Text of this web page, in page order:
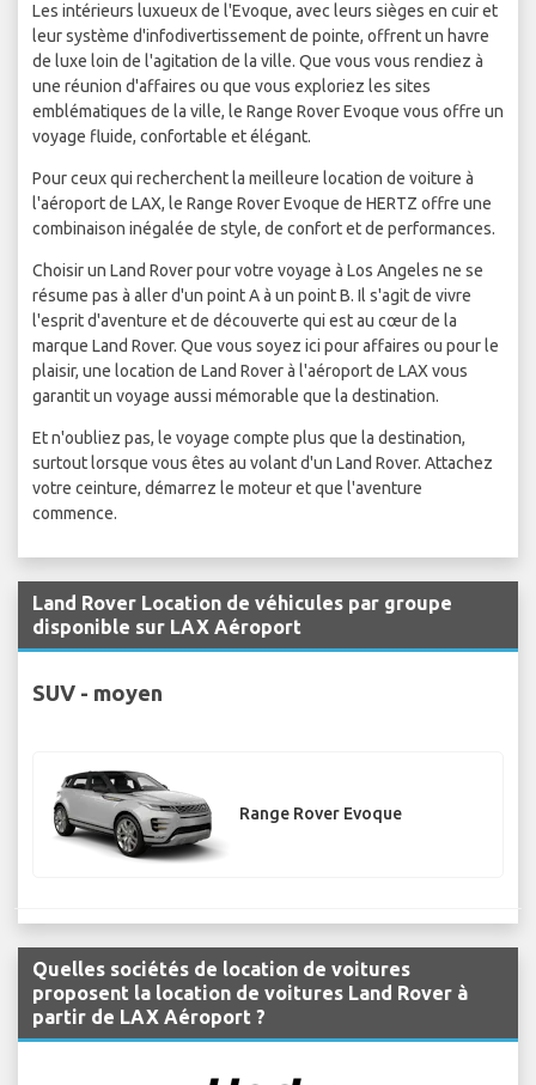
Les intérieurs luxueux de l'Evoque, avec leurs sièges en cuir et
leur système d'infodivertissement de pointe, offrent un havre
de luxe loin de l'agitation de la ville. Que vous vous rendiez à
une réunion d'affaires ou que vous exploriez les sites
emblématiques de la ville, le Range Rover Evoque vous offre un
voyage fluide, confortable et élégant.
Pour ceux qui recherchent la meilleure location de voiture à
l'aéroport de LAX, le Range Rover Evoque de HERTZ offre une
combinaison inégalée de style, de confort et de performances.
Choisir un Land Rover pour votre voyage à Los Angeles ne se
résume pas à aller d'un point A à un point B. Il s'agit de vivre
l'esprit d'aventure et de découverte qui est au cœur de la
marque Land Rover. Que vous soyez ici pour affaires ou pour le
plaisir, une location de Land Rover à l'aéroport de LAX vous
garantit un voyage aussi mémorable que la destination.
Et n'oubliez pas, le voyage compte plus que la destination,
surtout lorsque vous êtes au volant d'un Land Rover. Attachez
votre ceinture, démarrez le moteur et que l'aventure
commence.
Land Rover Location de véhicules par groupe
disponible sur LAX Aéroport
SUV - moyen
Range Rover Evoque
Quelles sociétés de location de voitures
proposent la location de voitures Land Rover à
partir de LAX Aéroport ?